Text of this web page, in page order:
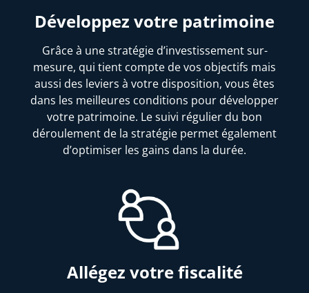
Développez votre patrimoine
Grâce à une stratégie d’investissement sur-
mesure, qui tient compte de vos objectifs mais
aussi des leviers à votre disposition, vous êtes
dans les meilleures conditions pour développer
votre patrimoine. Le suivi régulier du bon
déroulement de la stratégie permet également
d’optimiser les gains dans la durée.
Allégez votre fiscalité